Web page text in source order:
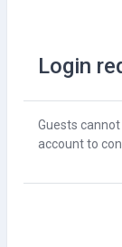
Login
Guests
account to